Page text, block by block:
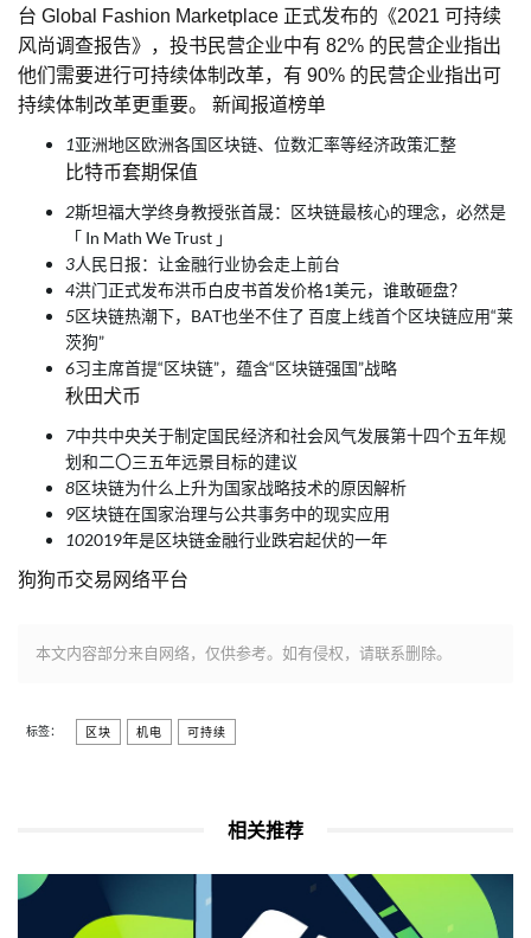
台 Global Fashion Marketplace 正式发布的《2021 可持续
风尚调查报告》，投书民营企业中有 82% 的民营企业指出
他们需要进行可持续体制改革，有 90% 的民营企业指出可
持续体制改革更重要。 新闻报道榜单
1亚洲地区欧洲各国区块链、位数汇率等经济政策汇整
比特币套期保值
2斯坦福大学终身教授张首晟：区块链最核心的理念，必然是
「 In Math We Trust 」
3人民日报：让金融行业协会走上前台
4洪门正式发布洪币白皮书首发价格1美元，谁敢砸盘？
5区块链热潮下，BAT也坐不住了 百度上线首个区块链应用“莱
茨狗”
6习主席首提“区块链”，蕴含“区块链强国”战略
秋田犬币
7中共中央关于制定国民经济和社会风气发展第十四个五年规
划和二〇三五年远景目标的建议
8区块链为什么上升为国家战略技术的原因解析
9区块链在国家治理与公共事务中的现实应用
102019年是区块链金融行业跌宕起伏的一年
狗狗币交易网络平台
本文内容部分来自网络，仅供参考。如有侵权，请联系删除。
标签： 区块 机电 可持续
相关推荐